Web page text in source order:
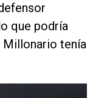
que podría
Millonario tenía